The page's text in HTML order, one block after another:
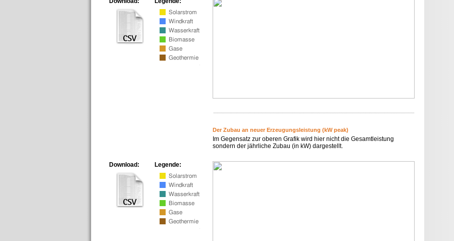
Der Zubau an neuer Erzeugungsleistung (kW peak)
Im Gegensatz zur oberen Grafik wird hier nicht die Gesamtleistung
sondern der jährliche Zubau (in kW) dargestellt.
Legende:
Download: